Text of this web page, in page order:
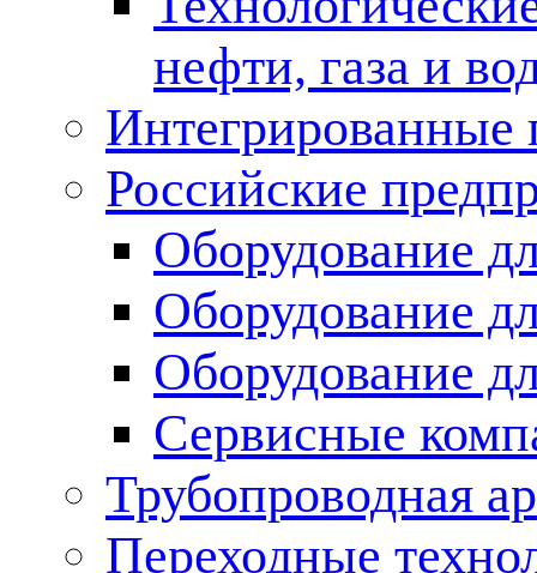
нефти, газа и
Российские
Оборудование
Оборудование
Оборудование
Сервисные
Трубопроводная
Переходные